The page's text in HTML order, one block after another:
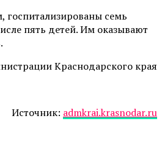
семь
пять детей. Им оказывают
Краснодарского края
Источник: admkrai.krasnodar.ru